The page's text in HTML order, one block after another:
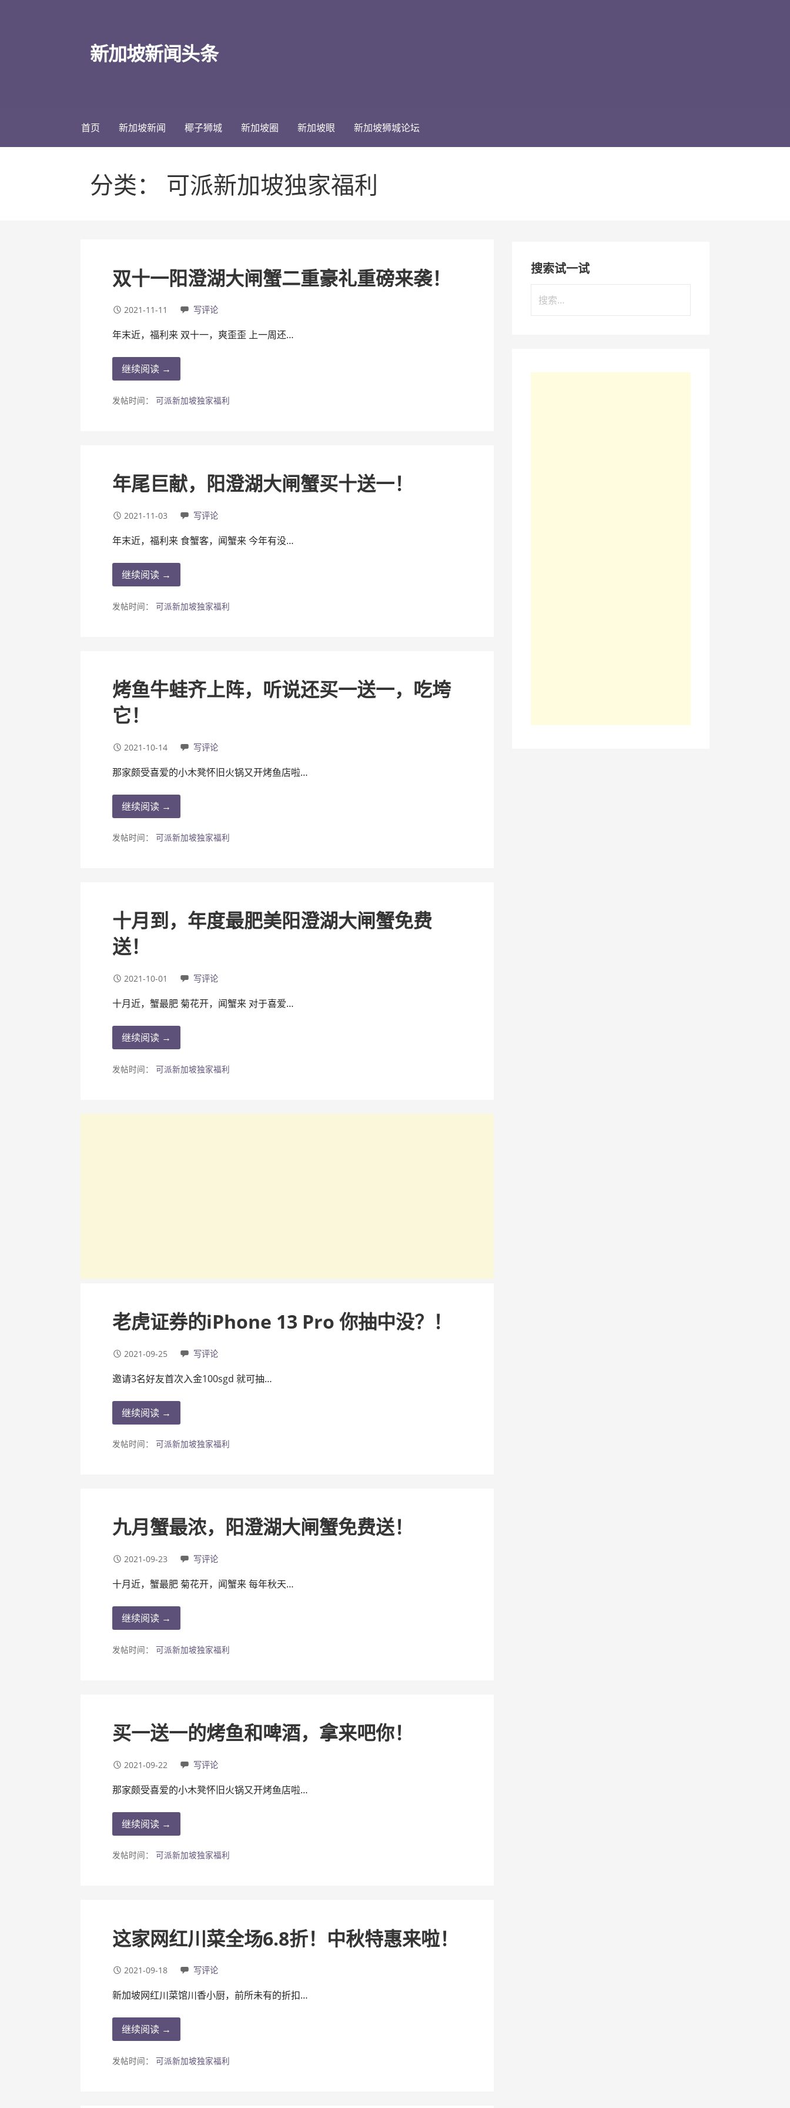
新加坡新闻头条
首页 新加坡新闻 椰子狮城 新加坡圈 新加坡眼 新加坡狮城论坛
分类： 可派新加坡独家福利
双十一阳澄湖大闸蟹二重豪礼重磅来袭！
2021-11-11 写评论
年末近，福利来 双十一，爽歪歪 上一周还…
继续阅读 →
发帖时间：可派新加坡独家福利
年尾巨献，阳澄湖大闸蟹买十送一！
2021-11-03 写评论
年末近，福利来 食蟹客，闻蟹来 今年有没…
继续阅读 →
发帖时间：可派新加坡独家福利
烤鱼牛蛙齐上阵，听说还买一送一，吃垮
它！
2021-10-14 写评论
那家颇受喜爱的小木凳怀旧火锅又开烤鱼店啦…
继续阅读 →
发帖时间：可派新加坡独家福利
十月到，年度最肥美阳澄湖大闸蟹免费
送！
2021-10-01 写评论
十月近，蟹最肥 菊花开，闻蟹来 对于喜爱…
继续阅读 →
发帖时间：可派新加坡独家福利
老虎证券的iPhone 13 Pro 你抽中没？！
2021-09-25 写评论
邀请3名好友首次入金100sgd 就可抽…
继续阅读 →
发帖时间：可派新加坡独家福利
九月蟹最浓，阳澄湖大闸蟹免费送！
2021-09-23 写评论
十月近，蟹最肥 菊花开，闻蟹来 每年秋天…
继续阅读 →
发帖时间：可派新加坡独家福利
买一送一的烤鱼和啤酒，拿来吧你！
2021-09-22 写评论
那家颇受喜爱的小木凳怀旧火锅又开烤鱼店啦…
继续阅读 →
发帖时间：可派新加坡独家福利
这家网红川菜全场6.8折！中秋特惠来啦！
2021-09-18 写评论
新加坡网红川菜馆川香小厨，前所未有的折扣…
继续阅读 →
发帖时间：可派新加坡独家福利
搜索试一试
索